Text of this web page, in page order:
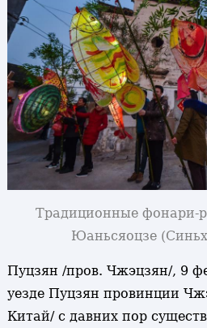
Традиционные фонари-
Юаньсяоцзе
Пуцзян /пров. Чжэцзян/, 9
уезде Пуцзян провинции
Китай/ с давних пор